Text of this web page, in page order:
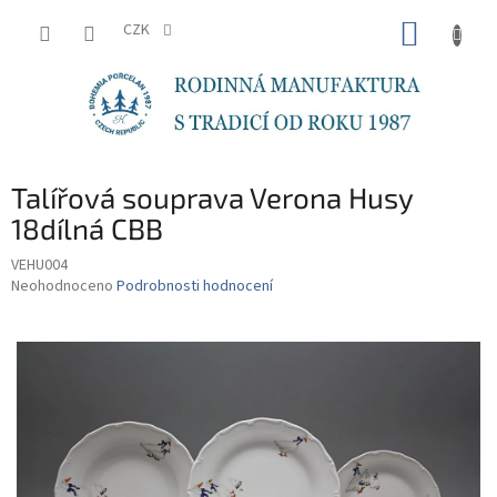
CZK
Talířová souprava Verona Husy
18dílná CBB
VEHU004
Průměrné
je
hvězdiček.
Neohodnoceno Podrobnosti hodnocení